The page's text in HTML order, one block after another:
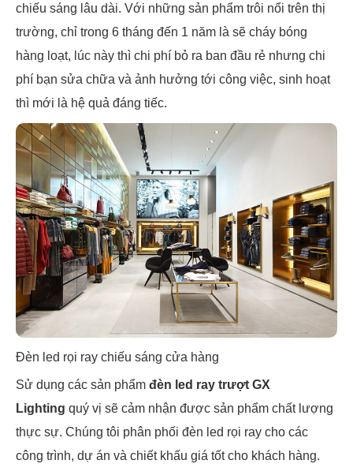
chiếu sáng lâu dài. Với những sản phẩm trôi nổi trên thị
trường, chỉ trong 6 tháng đến 1 năm là sẽ cháy bóng
hàng loạt, lúc này thì chi phí bỏ ra ban đầu rẻ nhưng chi
phí bạn sửa chữa và ảnh hưởng tới công việc, sinh hoạt
thì mới là hệ quả đáng tiếc.
Đèn led rọi ray chiếu sáng cửa hàng
Sử dụng các sản phẩm đèn led ray trượt GX
Lighting quý vị sẽ cảm nhận được sản phẩm chất lượng
thực sự. Chúng tôi phân phối đèn led rọi ray cho các
công trình, dự án và chiết khấu giá tốt cho khách hàng.